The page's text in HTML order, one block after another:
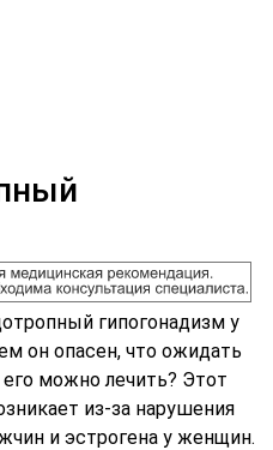
гипогонадизм у
он опасен, что ожидать
его можно лечить? Этот
из-за нарушения
и эстрогена у женщин.